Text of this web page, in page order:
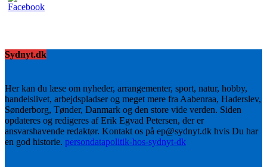
Sydnyt.dk
Her kan du læse om nyheder, arrangementer, sport, natur, hobby,
handelslivet, arbejdspladser og meget mere fra Aabenraa, Haderslev,
Sønderborg, Tønder, Danmark og den store vide verden. Siden
opdateres og redigeres af Erik Egvad Petersen, der er
ansvarshavende redaktør. Kontakt os på ep@sydnyt.dk hvis Du har
en god historie. persondatapolitik-hos-sydnyt-dk